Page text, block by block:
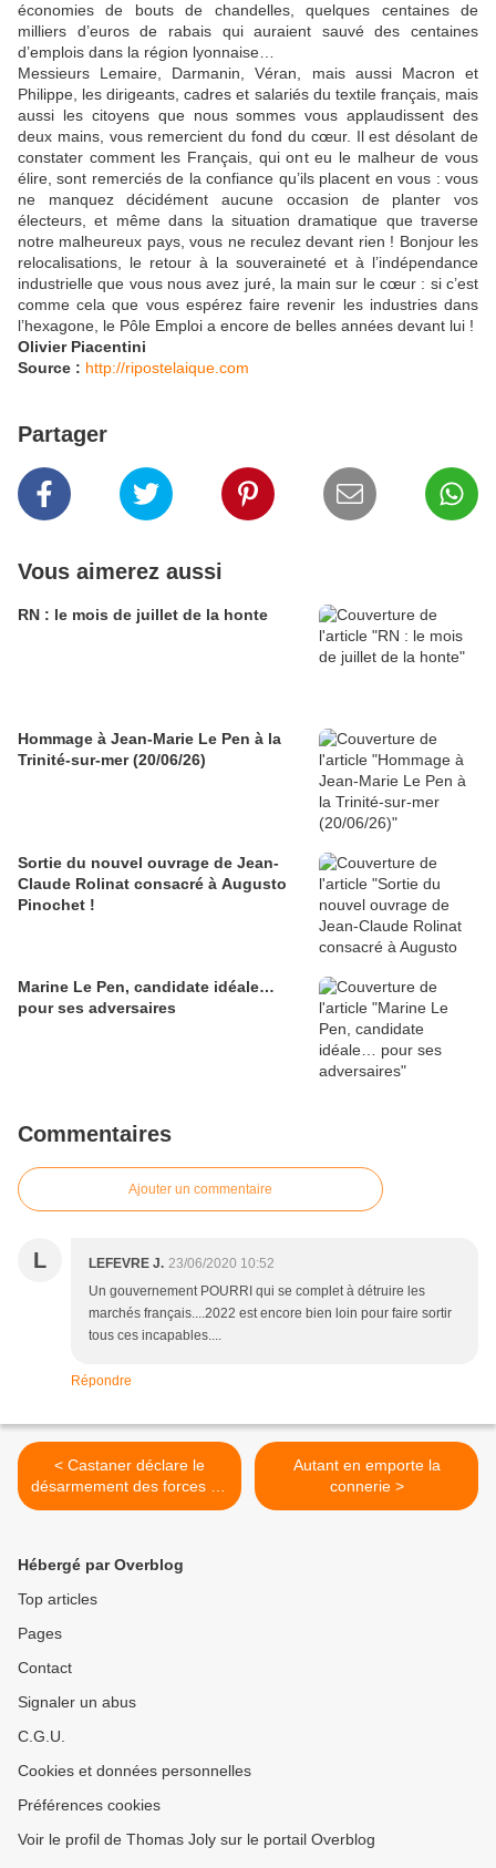
économies de bouts de chandelles, quelques centaines de
milliers d’euros de rabais qui auraient sauvé des centaines
d’emplois dans la région lyonnaise…
Messieurs Lemaire, Darmanin, Véran, mais aussi Macron et
Philippe, les dirigeants, cadres et salariés du textile français, mais
aussi les citoyens que nous sommes vous applaudissent des
deux mains, vous remercient du fond du cœur. Il est désolant de
constater comment les Français, qui ont eu le malheur de vous
élire, sont remerciés de la confiance qu’ils placent en vous : vous
ne manquez décidément aucune occasion de planter vos
électeurs, et même dans la situation dramatique que traverse
notre malheureux pays, vous ne reculez devant rien ! Bonjour les
relocalisations, le retour à la souveraineté et à l’indépendance
industrielle que vous nous avez juré, la main sur le cœur : si c’est
comme cela que vous espérez faire revenir les industries dans
l’hexagone, le Pôle Emploi a encore de belles années devant lui !
Olivier Piacentini
Source : http://ripostelaique.com
Partager
Vous aimerez aussi
RN : le mois de juillet de la honte
Hommage à Jean-Marie Le Pen à la
Trinité-sur-mer (20/06/26)
Sortie du nouvel ouvrage de Jean-
Claude Rolinat consacré à Augusto
Pinochet !
Marine Le Pen, candidate idéale…
pour ses adversaires
Commentaires
Ajouter un commentaire
L LEFEVRE J. 23/06/2020 10:52
Un gouvernement POURRI qui se complet à détruire les
marchés français....2022 est encore bien loin pour faire sortir
tous ces incapables....
Répondre
< Castaner déclare le
désarmement des forces de
l'ordre
Autant en emporte la
connerie >
Hébergé par Overblog
Top articles
Pages
Contact
Signaler un abus
C.G.U.
Cookies et données personnelles
Préférences cookies
Voir le profil de Thomas Joly sur le portail Overblog